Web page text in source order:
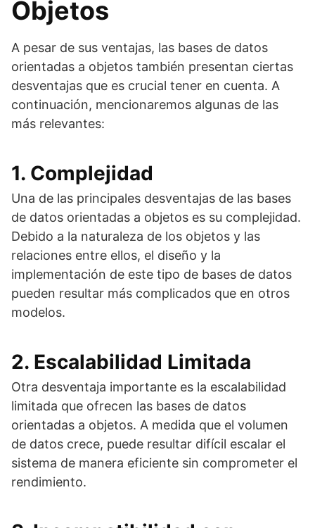
Objetos
A pesar de sus ventajas, las bases de datos
orientadas a objetos también presentan ciertas
desventajas que es crucial tener en cuenta. A
continuación, mencionaremos algunas de las
más relevantes:
1. Complejidad
Una de las principales desventajas de las bases
de datos orientadas a objetos es su complejidad.
Debido a la naturaleza de los objetos y las
relaciones entre ellos, el diseño y la
implementación de este tipo de bases de datos
pueden resultar más complicados que en otros
modelos.
2. Escalabilidad Limitada
Otra desventaja importante es la escalabilidad
limitada que ofrecen las bases de datos
orientadas a objetos. A medida que el volumen
de datos crece, puede resultar difícil escalar el
sistema de manera eficiente sin comprometer el
rendimiento.